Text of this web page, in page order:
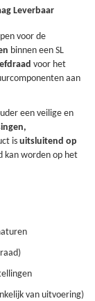
Leverbaar
voor de
binnen een SL
voor het
aan
een veilige en
is uitsluitend op
kan worden op het
van uitvoering)